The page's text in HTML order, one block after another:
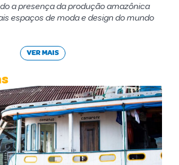
a presença da produção amazônica
espaços de moda e design do mundo
VER MAIS